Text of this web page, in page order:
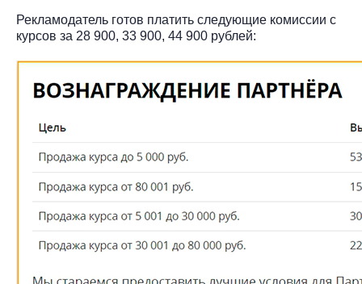
Рекламодатель готов платить следующие комиссии с
курсов за 28 900, 33 900, 44 900 рублей: